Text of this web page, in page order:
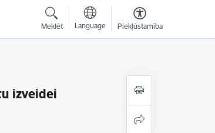
Meklēt Language Piekļūstamība
izveidei